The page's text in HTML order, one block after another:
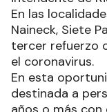
“Tuvimos otra
campaña que
gobernador, en
también en
intendente de
En las